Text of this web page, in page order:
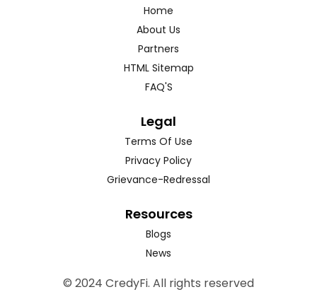
Home
About Us
Partners
HTML Sitemap
FAQ'S
Legal
Terms Of Use
Privacy Policy
Grievance-Redressal
Resources
Blogs
News
© 2024 CredyFi. All rights reserved